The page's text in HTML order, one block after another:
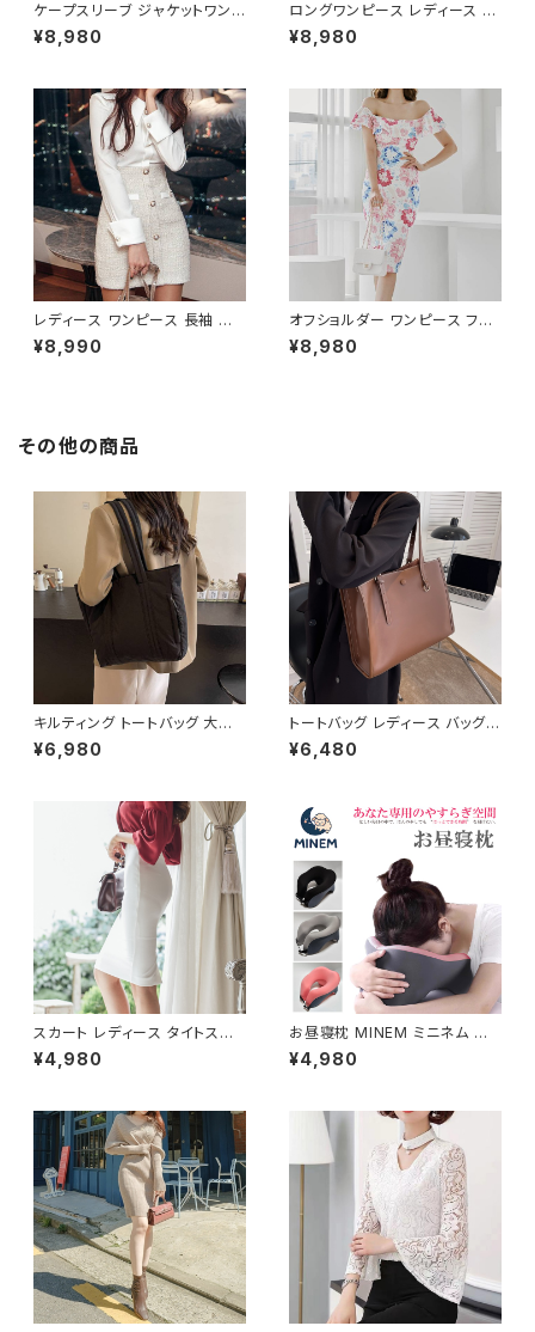
ケープスリーブ ジャケットワンピ
ース ベルト付き ワンピース レデ
ィース 長袖 襟付き タイト スー
ート 二次会 結婚式 春 夏 秋 冬
お呼ばれ ブラック ベージュ お
しゃれ 高見え 20代 30代 40代
フォーマル 体型カバー 人気 トレ
ンド C-OSS0136
¥8,980
ロングワンピース レディース シ
フォン フリル ハイネック ノース
リーブ フレア Aライン エレガン
秋 冬 お呼ばれ デート 食事会
フォーマル リゾート パーティー
人気 大人可愛い ホワイト C-O
¥8,980
レディース ワンピース 長袖 シャ
ツワンピース ツイード切替 ミニ
ワンピース 上品 フォーマル ホ
冬 着痩せ効果 きちんと見え カ
¥8,990
オフショルダー ワンピース フラ
ワー柄 タイトワンピース ドレス
花柄ワンピ 春夏 エレガント 大
¥8,980
その他の商品
キルティング トートバッグ 大容
量 肩掛けバッグ レディース バッ
グ シンプル 無地 カジュアル 韓
¥6,980
トートバッグ レディース バッグ
春夏 秋冬 春 夏 秋 冬 黒 白 バ
ッグ ハンドバッグ 肩掛け かばん
バッグ シンプル トートバック ホ
ワイト ベージュ コーヒー ブラッ
ク デート 通勤バッグ オフィスカ
ジュアル デイリー お出かけ オ
フィス カジュアル OL 上品 大人
10代 20代 30代 40代 K-B00
53
¥6,480
スカート レディース タイトスカ
ート ミディアム ペンシルスカー
ト スリット 白 ホワイト ハイウエ
ィー 結婚式 コルセット風 春 夏
春夏 ミディアムタイトスカート
C-SSS0002
¥4,980
お昼寝枕 MINEM ミニネム 仮
眠枕 うつぶせ枕 ネックピロー
洗える 軽量 通気性 机 デスク
ュアル 春 夏 秋 冬 春夏 秋冬 大
人 子供 デスク クッション 姿勢
C-ASS0003
¥4,980